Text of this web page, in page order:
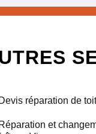
Devis réparation de
Réparation et